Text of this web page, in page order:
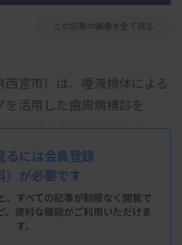
この記事の画像を全て見る
宮市）は、唾液検体による
活用した歯周病検診を
医師会と共同で展開してい
同医師会診療所の臨床検査部
もに、歯周病検診で活用する
与した。現在は人間ドックの
供しているが、今後、人間ド
拡大する方針で、併せて進め
るには会員登録
）が必要です
、すべての記事が制限なく閲覧で
、便利な機能がご利用いただけま
す。